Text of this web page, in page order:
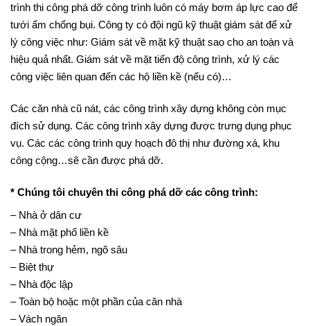
trình thi công phá dỡ công trình luôn có máy bơm áp lực cao để
tưới ẩm chống bụi. Công ty có đội ngũ kỹ thuật giám sát để xử
lý công việc như: Giám sát về mặt kỹ thuật sao cho an toàn và
hiệu quả nhất. Giám sát về mặt tiến độ công trình, xử lý các
công việc liên quan đến các hộ liền kề (nếu có)…
Các căn nhà cũ nát, các công trình xây dựng không còn mục
đích sử dụng. Các công trình xây dựng được trưng dụng phục
vụ. Các các công trình quy hoạch đô thị như đường xá, khu
công cộng…sẽ cần được phá dỡ.
* Chúng tôi chuyên thi công phá dỡ các công trình:
– Nhà ở dân cư
– Nhà mặt phố liền kề
– Nhà trong hẻm, ngõ sâu
– Biệt thự
– Nhà độc lập
– Toàn bộ hoặc một phần của căn nhà
– Vách ngăn